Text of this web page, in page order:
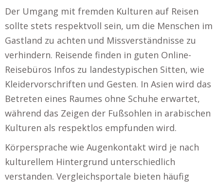
Der Umgang mit fremden Kulturen auf Reisen
sollte stets respektvoll sein, um die Menschen im
Gastland zu achten und Missverständnisse zu
verhindern. Reisende finden in guten Online-
Reisebüros Infos zu landestypischen Sitten, wie
Kleidervorschriften und Gesten. In Asien wird das
Betreten eines Raumes ohne Schuhe erwartet,
während das Zeigen der Fußsohlen in arabischen
Kulturen als respektlos empfunden wird.
Körpersprache wie Augenkontakt wird je nach
kulturellem Hintergrund unterschiedlich
verstanden. Vergleichsportale bieten häufig